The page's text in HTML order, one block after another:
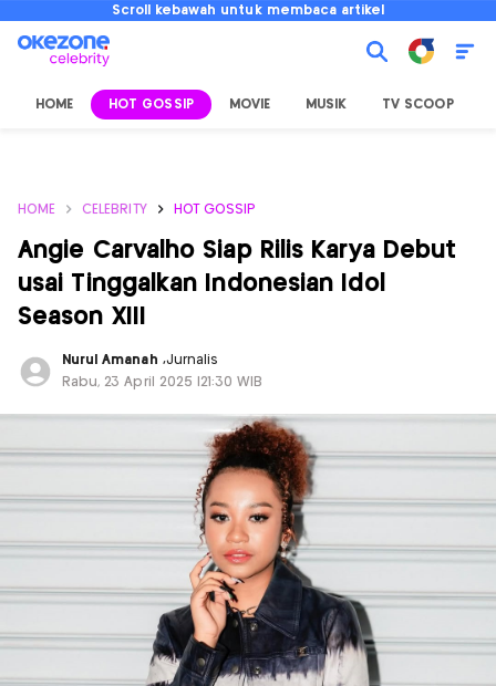
Scroll kebawah untuk membaca artikel
HOME HOT GOSSIP MOVIE MUSIK TV SCOOP
HOME CELEBRITY HOT GOSSIP
Angie Carvalho Siap Rilis Karya Debut
usai Tinggalkan Indonesian Idol
Season XIII
Nurul Amanah ,Jurnalis
Rabu, 23 April 2025 |21:30 WIB